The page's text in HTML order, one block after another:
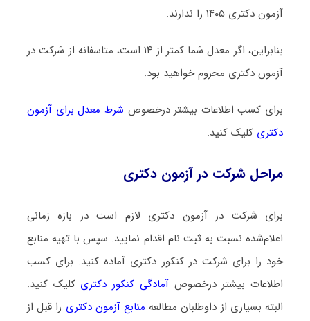
آزمون دکتری ۱۴۰۵ را ندارند.
بنابراین، اگر معدل شما کمتر از ۱۴ است، متاسفانه از شرکت در
آزمون دکتری محروم خواهید بود.
برای کسب اطلاعات بیشتر درخصوص شرط معدل برای آزمون
دکتری کلیک کنید.
مراحل شرکت در آزمون دکتری
برای شرکت در آزمون دکتری لازم است در بازه زمانی
اعلام‌شده نسبت به ثبت نام اقدام نمایید. سپس با تهیه منابع
خود را برای شرکت در کنکور دکتری آماده کنید. برای کسب
اطلاعات بیشتر درخصوصآمادگی کنکور دکتری کلیک کنید.
البته بسیاری از داوطلبان مطالعه منابع آزمون دکتری را قبل از